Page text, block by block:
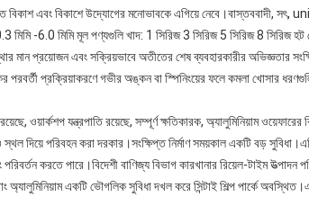
এবং বিকাশে উদ্যোগের মনোভাবকে এগিয়ে নেবে।বাস্তববাদী, সৎ,
মিমি -6.0 মিমি মূল পণ্যগুলি খাদ: 1 সিরিজ 3 সিরিজ 5 সিরিজ 8 সিরিজ
মান প্রয়োজন এবং সক্রিয়ভাবে অতীতের শেষ ব্যবহারকারীর অভিজ্ঞতার
পরবর্তী প্রক্রিয়াকরণে গভীর অঙ্কন বা স্পিনিংয়ের ফলে কমলা খোসার
ওয়ার্কশপ যন্ত্রপাতি রয়েছে, সম্পূর্ণ ক্ষতিকারক, অ্যালুমিনিয়াম ওয়েফারের
দিয়ে পরিবহন করা দরকার।সংক্ষিপ্ত নির্মাণ সময়কাল একটি বড়
করতে পারে।বিদেশী বাণিজ্য বিভাগ কারখানার রিয়েল-টাইম উত্পাদন
একটি ভৌগলিক সুবিধা দখল করে সিন্টাই শিল্প পার্কে